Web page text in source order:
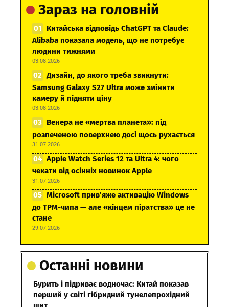
Зараз на головній
Китайська відповідь ChatGPT та Claude:
Alibaba показала модель, що не потребує
людини тижнями
03.08.2026
Дизайн, до якого треба звикнути:
Samsung Galaxy S27 Ultra може змінити
камеру й підняти ціну
03.08.2026
Венера не «мертва планета»: під
розпеченою поверхнею досі щось рухається
31.07.2026
Apple Watch Series 12 та Ultra 4: чого
чекати від осінніх новинок Apple
31.07.2026
Microsoft прив’яже активацію Windows
до TPM-чипа — але «кінцем піратства» це не
стане
29.07.2026
Останні новини
Бурить і підриває водночас: Китай показав
перший у світі гібридний тунелепрохідний